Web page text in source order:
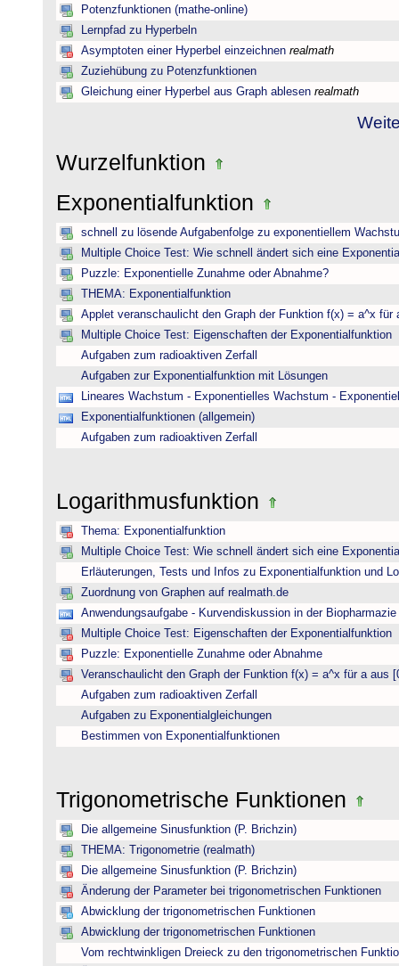
Potenzfunktionen (mathe-online)
Lernpfad zu Hyperbeln
Asymptoten einer Hyperbel einzeichnen realmath
Zuziehübung zu Potenzfunktionen
Gleichung einer Hyperbel aus Graph ablesen realmath
Wurzelfunktion
Exponentialfunktion
schnell zu lösende Aufgabenfolge zu exponentiellem
Multiple Choice Test: Wie schnell ändert sich eine
Puzzle: Exponentielle Zunahme oder Abnahme?
THEMA: Exponentialfunktion
Applet veranschaulicht den Graph der Funktion f(x) = a^x für
Multiple Choice Test: Eigenschaften der Exponentialfunktion
Aufgaben zum radioaktiven Zerfall
Aufgaben zur Exponentialfunktion mit Lösungen
Lineares Wachstum - Exponentielles Wachstum -
Exponentialfunktionen (allgemein)
Aufgaben zum radioaktiven Zerfall
Logarithmusfunktion
Thema: Exponentialfunktion
Multiple Choice Test: Wie schnell ändert sich eine
Erläuterungen, Tests und Infos zu Exponentialfunktion und
Zuordnung von Graphen auf realmath.de
Anwendungsaufgabe - Kurvendiskussion in der Biopharmazie
Multiple Choice Test: Eigenschaften der Exponentialfunktion
Puzzle: Exponentielle Zunahme oder Abnahme
Veranschaulicht den Graph der Funktion f(x) = a^x für a aus
Aufgaben zum radioaktiven Zerfall
Aufgaben zu Exponentialgleichungen
Bestimmen von Exponentialfunktionen
Trigonometrische Funktionen
Die allgemeine Sinusfunktion (P. Brichzin)
THEMA: Trigonometrie (realmath)
Die allgemeine Sinusfunktion (P. Brichzin)
Änderung der Parameter bei trigonometrischen Funktionen
Abwicklung der trigonometrischen Funktionen
Abwicklung der trigonometrischen Funktionen
Vom rechtwinkligen Dreieck zu den trigonometrischen